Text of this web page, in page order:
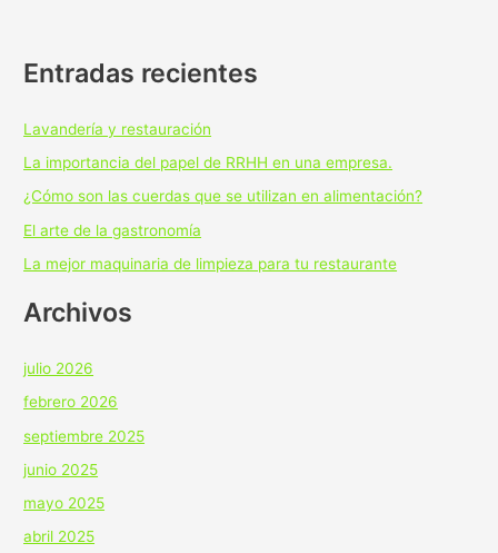
Entradas recientes
Lavandería y restauración
La importancia del papel de RRHH en una empresa.
¿Cómo son las cuerdas que se utilizan en alimentación?
El arte de la gastronomía
La mejor maquinaria de limpieza para tu restaurante
Archivos
julio 2026
febrero 2026
septiembre 2025
junio 2025
mayo 2025
abril 2025